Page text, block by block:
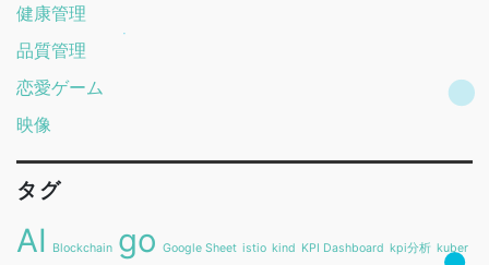
健康管理
品質管理
恋愛ゲーム
映像
タグ
AI Blockchain go Google Sheet istio kind KPI Dashboard kpi分析 kuber